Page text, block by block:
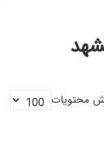
محتویات